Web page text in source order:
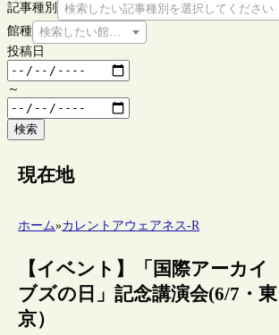
記事種別
検索したい記事種別を選択してください
館種 検索したい館種を選択してください
投稿日
～
検索
現在地
ホーム»カレントアウェアネス-R
【イベント】「国際アーカイ
ブズの日」記念講演会(6/7・東
京）